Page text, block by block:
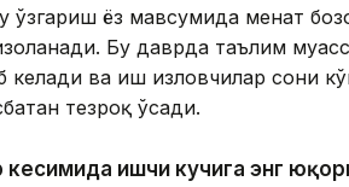
ўзгариш ёз мавсумида меҳнат
Бу даврда таълим
келади ва иш изловчилар сони
тезроқ ўсади.
ишчи кучига энг